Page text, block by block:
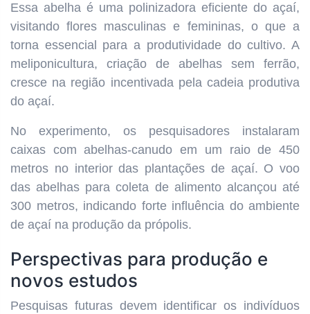
Essa abelha é uma polinizadora eficiente do açaí,
visitando flores masculinas e femininas, o que a
torna essencial para a produtividade do cultivo. A
meliponicultura, criação de abelhas sem ferrão,
cresce na região incentivada pela cadeia produtiva
do açaí.
No experimento, os pesquisadores instalaram
caixas com abelhas-canudo em um raio de 450
metros no interior das plantações de açaí. O voo
das abelhas para coleta de alimento alcançou até
300 metros, indicando forte influência do ambiente
de açaí na produção da própolis.
Perspectivas para produção e
novos estudos
Pesquisas futuras devem identificar os indivíduos